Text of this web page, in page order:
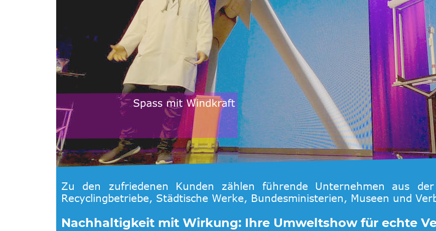
Zu den zufriedenen Kunden zählen führende Unternehmen aus der
Recyclingbetriebe, Städtische Werke, Bundesministerien, Museen und
Nachhaltigkeit mit Wirkung: Ihre Umweltshow für echte